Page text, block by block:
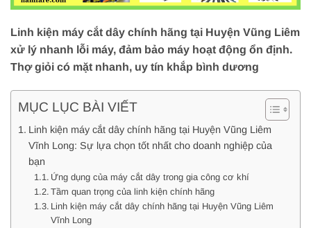
Linh kiện máy cắt dây chính hãng tại Huyện Vũng Liêm
xử lý nhanh lỗi máy, đảm bảo máy hoạt động ổn định.
Thợ giỏi có mặt nhanh, uy tín khắp bình dương
MỤC LỤC BÀI VIẾT
Linh kiện máy cắt dây chính hãng tại Huyện Vũng Liêm
Vĩnh Long: Sự lựa chọn tốt nhất cho doanh nghiệp của
bạn
Ứng dụng của máy cắt dây trong gia công cơ khí
Tầm quan trọng của linh kiện chính hãng
Linh kiện máy cắt dây chính hãng tại Huyện Vũng Liêm
Vĩnh Long